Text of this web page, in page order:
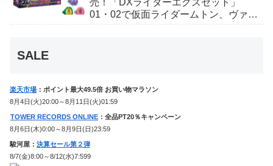
売！「DXライダーエグズセット」
01・02で仮面ライダームトン、ヴァン
SALE
楽天市場 ：ポイント最大49.5倍 お買い物マラソン
8月4日(火)20:00～8月11日(火)01:59
TOWER RECORDS ONLINE ：全品PT20％キャンペーン
8月6日(木)0:00～8月9日(日)23:59
駿河屋： 決算セール第２弾
8/7(金)8:00～8/12(水)7:599